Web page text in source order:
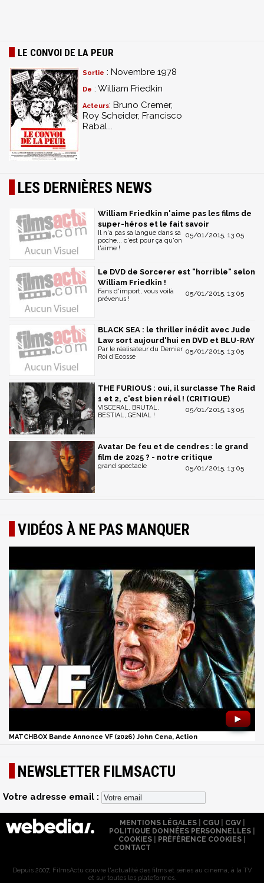
LE CONVOI DE LA PEUR
Sortie : Novembre 1978
De : William Friedkin
Acteurs: Bruno Cremer,
Roy Scheider, Francisco
Rabal...
LES DERNIÈRES NEWS
William Friedkin n'aime pas les films de
super-héros et le fait savoir
05/01/2015, 13:05
Il n'a pas sa langue dans sa
poche... c'est pour ça qu'on
l'aime !
Le DVD de Sorcerer est "horrible" selon
William Friedkin !
05/01/2015, 13:05
Fans d'import, vous voilà
prévenus !
BLACK SEA : le thriller inédit avec Jude
Law sort aujourd'hui en DVD et BLU-RAY
05/01/2015, 13:05
Par le réalisateur du Dernier
Roi d'Ecosse
THE FURIOUS : oui, il surclasse The Raid
1 et 2, c'est bien réel ! (CRITIQUE)
05/01/2015, 13:05
VISCERAL, BRUTAL,
BESTIAL, GENIAL !
Avatar De feu et de cendres : le grand
film de 2025 ? - notre critique
05/01/2015, 13:05
grand spectacle
VIDÉOS À NE PAS MANQUER
►
MATCHBOX Bande Annonce VF (2026) John Cena, Action
NEWSLETTER FILMSACTU
Votre adresse email :
MENTIONS LÉGALES| CGU| CGV|
POLITIQUE DONNÉES PERSONNELLES
COOKIES
PRÉFÉRENCE COOKIES
CONTACT
Depuis 2007, FilmsActu couvre l'actualité des films et séries au cinéma, à la TV
et sur toutes les plateformes.